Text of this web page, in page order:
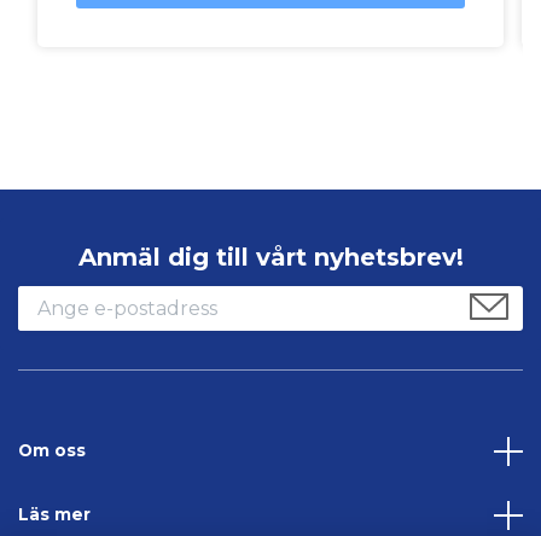
Anmäl dig till vårt nyhetsbrev!
Om oss
Läs mer